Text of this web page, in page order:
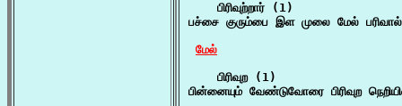
    பிரிவுற்றார் (1)
பச்சை குரும்பை இள முலை மேல் பரிவால்
மேல்
    பிரிவுற (1)
பின்னையும் வேண்டுவோரை பிரிவுற